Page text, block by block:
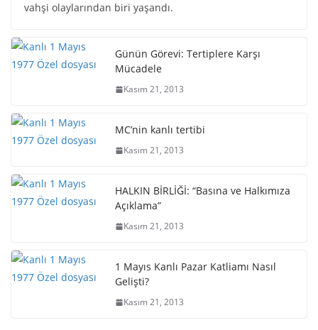
vahşi olaylarından biri yaşandı.
Günün Görevi: Tertiplere Karşı
Mücadele
Kasım 21, 2013
MC’nin kanlı tertibi
Kasım 21, 2013
HALKIN BİRLİĞİ: “Basına ve Halkımıza
Açıklama”
Kasım 21, 2013
1 Mayıs Kanlı Pazar Katliamı Nasıl
Gelişti?
Kasım 21, 2013